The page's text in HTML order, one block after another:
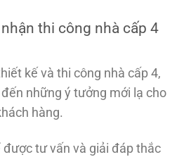
thi công nhà cấp 4
kế và thi công nhà cấp 4,
những ý tưởng mới lạ cho
hàng.
được tư vấn và giải đáp thắc